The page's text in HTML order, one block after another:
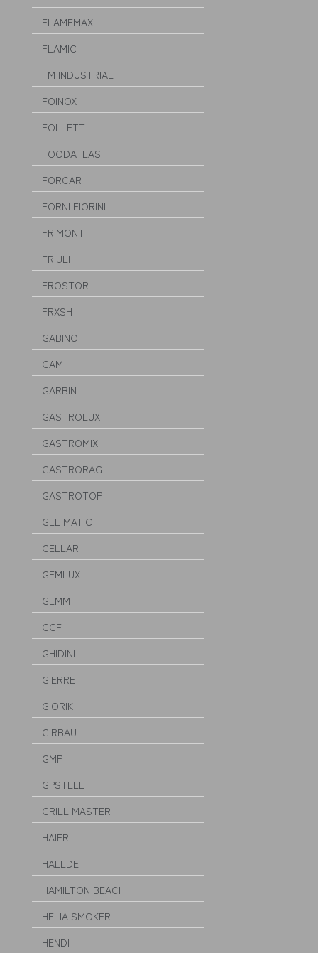
FLAMEMAX
FLAMIC
FM INDUSTRIAL
FOINOX
FOLLETT
FOODATLAS
FORCAR
FORNI FIORINI
FRIMONT
FRIULI
FROSTOR
FRXSH
GABINO
GAM
GARBIN
GASTROLUX
GASTROMIX
GASTRORAG
GASTROTOP
GEL MATIC
GELLAR
GEMLUX
GEMM
GGF
GHIDINI
GIERRE
GIORIK
GIRBAU
GMP
GPSTEEL
GRILL MASTER
HAIER
HALLDE
HAMILTON BEACH
HELIA SMOKER
HENDI